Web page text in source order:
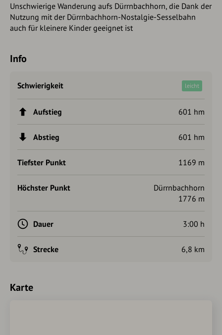
Unschwierige Wanderung aufs Dürrnbachhorn, die Dank der
Nutzung mit der Dürrnbachhorn-Nostalgie-Sesselbahn
auch für kleinere Kinder geeignet ist
Info
Schwierigkeit leicht
Aufstieg 601 hm
Abstieg 601 hm
Tiefster Punkt 1169 m
Höchster Punkt
Dürrnbachhorn
1776 m
Dauer 3:00 h
Strecke 6,8 km
Karte